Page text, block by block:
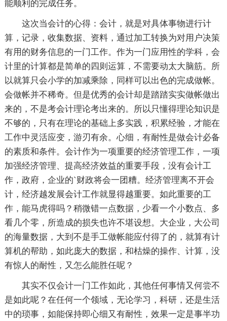
能顺利的完成任务。
这次当会计的心得：会计，就是对具体事物进行计
算，记录，收集数据、资料，通过加工转换为对用户决策
有用的财务信息的一门工作。作为一门应用性的学科，会
计里的计算都是简单的四则运算，不需要动太大脑筋。所
以就算只会小学的加减乘除，同样可以出色的完成做帐。
会做帐并不稀奇。但是优秀的会计却是踏踏实实做帐做出
来的，不是考会计理论考出来的。所以只懂得理论知识是
不够的，只有在理论的基础上多实践，积累经验，才能在
工作中灵活应变，游刃有余。心细，有耐性是做会计必备
的素质和条件。会计作为一项重要的经济管理工作，一项
加强经济管理、提高经济效益的重要手段，没有会计工
作，政府，企业的`财政将会一团糟。经济管理离不开会
计，经济越发展会计工作就显得越重要。如此重要的工
作，能马虎得吗？稍微错一点数据，少看一个小数点、多
看几个零，所造成的损失也许不堪设想。大企业，大公司
的海量数据，大到不是手工做帐能应付得了的，就算有计
算机的帮助，如此庞大的数据，和枯燥的操作、计算，没
有惊人的耐性，又怎么能胜任呢？
其实不仅会计一门工作如此，其他任何事情又何尝不
是如此呢？在任何一个领域，无论学习，科研，还是生活
中的琐事，如能保持即心细又有耐性，效果一定是事半功